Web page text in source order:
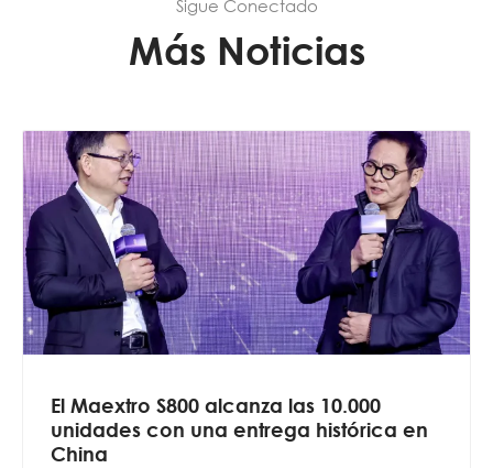
Sigue Conectado
Más Noticias
El Maextro S800 alcanza las 10.000
unidades con una entrega histórica en
China